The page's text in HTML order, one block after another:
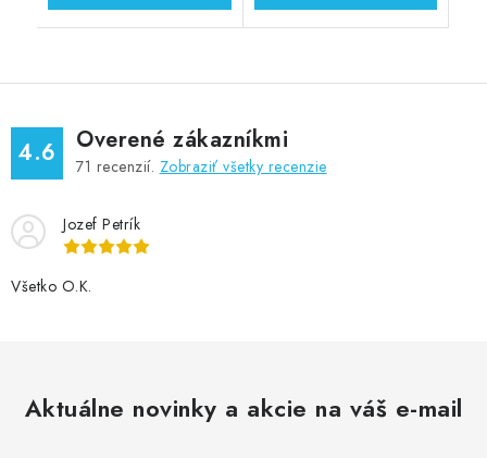
4.6 Overené zákazníkmi
71 recenzií. Zobraziť všetky recenzie
Jozef Petrík
Všetko O.K.
Aktuálne novinky a akcie na váš e-mail